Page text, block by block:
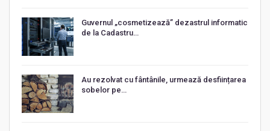
Guvernul „cosmetizează” dezastrul informatic
de la Cadastru…
Au rezolvat cu fântânile, urmează desființarea
sobelor pe…